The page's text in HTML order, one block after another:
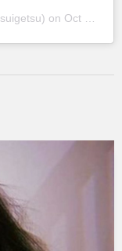
on Oct 10, 2018 at 9:04am PDT